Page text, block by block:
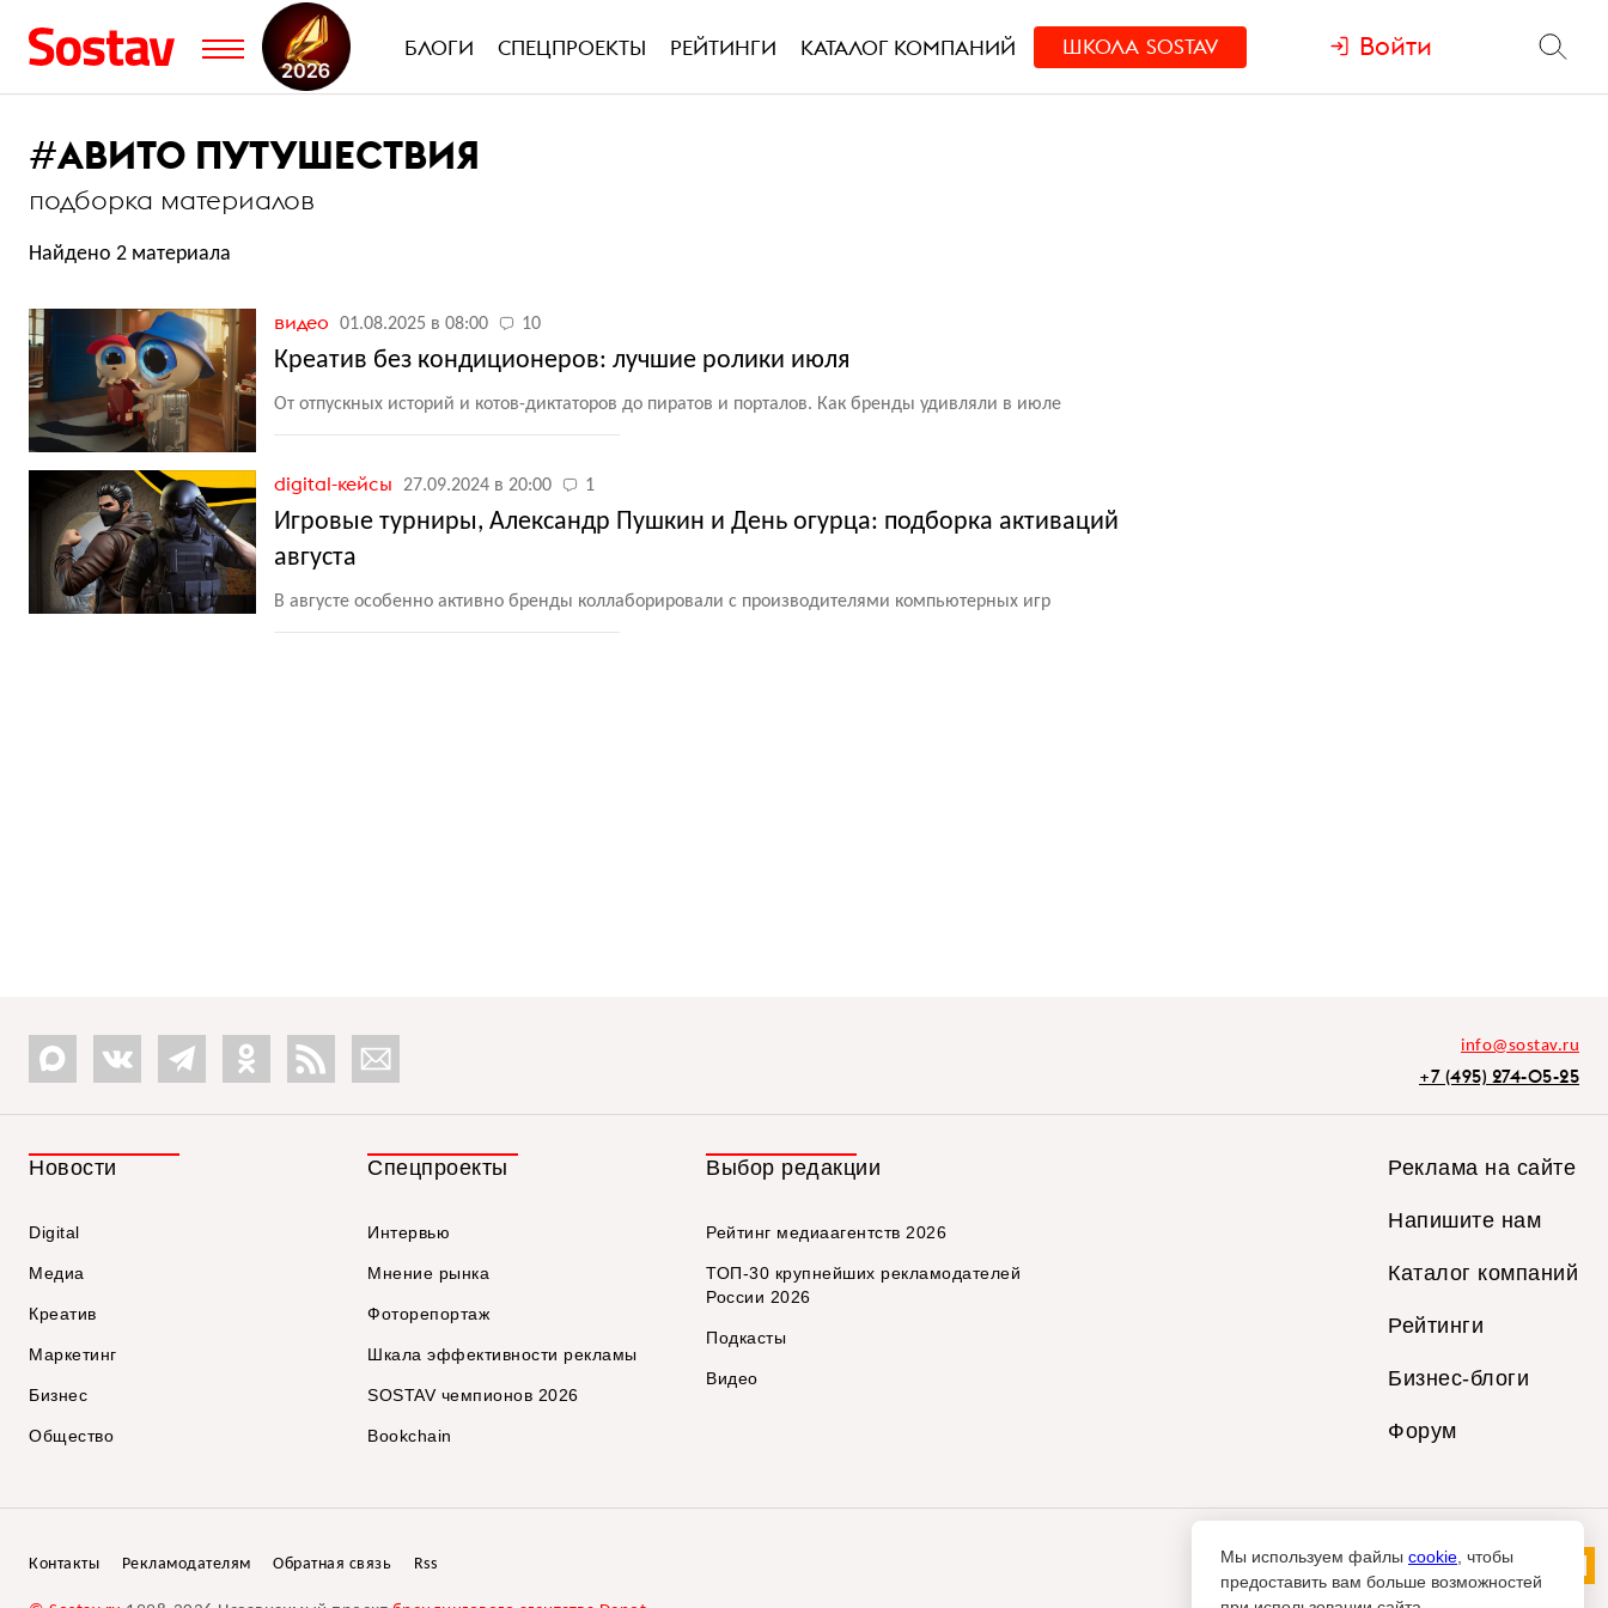
БЛОГИ СПЕЦПРОЕКТЫ РЕЙТИНГИ КАТАЛОГ КОМПАНИЙ ШКОЛА SOSTAV Войти
#АВИТО ПУТУШЕСТВИЯ
подборка материалов
Найдено 2 материала
видео 01.08.2025 в 08:00 10
Креатив без кондиционеров: лучшие ролики июля
От отпускных историй и котов-диктаторов до пиратов и порталов. Как бренды удивляли в июле
digital-кейсы 27.09.2024 в 20:00 1
Игровые турниры, Александр Пушкин и День огурца: подборка активаций
августа
В августе особенно активно бренды коллаборировали с производителями компьютерных игр
info@sostav.ru
+7 (495) 274-05-25
Новости
Digital
Медиа
Креатив
Маркетинг
Бизнес
Общество
Спецпроекты
Интервью
Мнение рынка
Фоторепортаж
Шкала эффективности рекламы
SOSTAV чемпионов 2026
Bookchain
Выбор редакции
Рейтинг медиаагентств 2026
ТОП-30 крупнейших рекламодателей
России 2026
Подкасты
Видео
Реклама на сайте
Напишите нам
Каталог компаний
Рейтинги
Бизнес-блоги
Форум
Контакты Рекламодателям Обратная связь Rss Мы используем файлы cookie , чтобы
предоставить вам больше возможностей